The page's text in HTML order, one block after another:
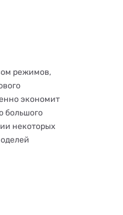
режимов,
экономит
большого
некоторых